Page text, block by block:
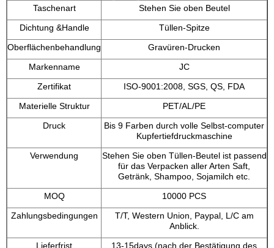
Taschenart
Stehen Sie oben Beutel
Dichtung &Handle
Tüllen-Spitze
Oberflächenbehandlung
Gravüren-Drucken
Markenname
JC
Zertifikat
ISO-9001:2008, SGS, QS, FDA
Materielle Struktur
PET/AL/PE
Druck
Bis 9 Farben durch volle Selbst-computer
Kupfertiefdruckmaschine
Verwendung
Stehen Sie oben Tüllen-Beutel ist passend
für das Verpacken aller Arten Saft,
Getränk, Shampoo, Sojamilch etc.
MOQ
10000 PCS
Zahlungsbedingungen
T/T, Western Union, Paypal, L/C am
Anblick.
Lieferfrist
13-15days (nach der Bestätigung des